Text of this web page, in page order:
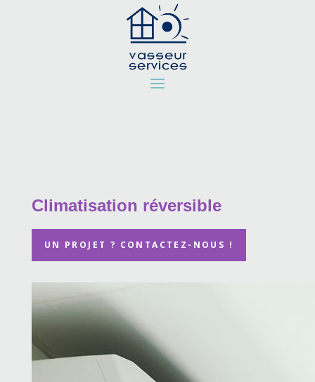
Climatisation réversible
UN PROJET ? CONTACTEZ-NOUS !